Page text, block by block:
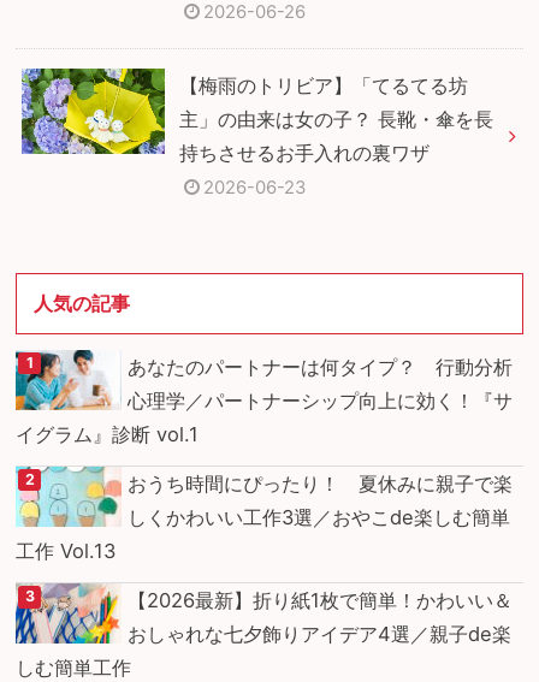
2026-06-26
【梅雨のトリビア】「てるてる坊
主」の由来は女の子？ 長靴・傘を長
持ちさせるお手入れの裏ワザ
2026-06-23
人気の記事
あなたのパートナーは何タイプ？ 行動分析
心理学／パートナーシップ向上に効く！『サ
イグラム』診断 vol.1
おうち時間にぴったり！ 夏休みに親子で楽
しくかわいい工作3選／おやこde楽しむ簡単
工作 Vol.13
【2026最新】折り紙1枚で簡単！かわいい＆
おしゃれな七夕飾りアイデア4選／親子de楽
しむ簡単工作